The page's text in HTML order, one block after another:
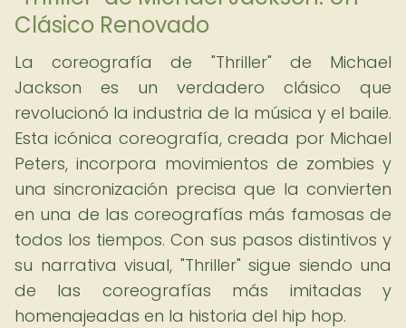
Clásico Renovado
La coreografía de "Thriller" de Michael
Jackson es un verdadero clásico que
revolucionó la industria de la música y el baile.
Esta icónica coreografía, creada por Michael
Peters, incorpora movimientos de zombies y
una sincronización precisa que la convierten
en una de las coreografías más famosas de
todos los tiempos. Con sus pasos distintivos y
su narrativa visual, "Thriller" sigue siendo una
de las coreografías más imitadas y
homenajeadas en la historia del hip hop.